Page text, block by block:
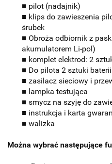
■ pilot (nadajnik)
■ klips do zawieszenia
śrubek
■ Obroża odbiornik z
akumulatorem Li-pol)
■ komplet elektrod: 2
■ Do pilota 2 sztuki
■ zasilacz sieciowy i
■ lampka testująca
■ smycz na szyję do
■ instrukcja i karta
■ walizka
Można wybrać następujące